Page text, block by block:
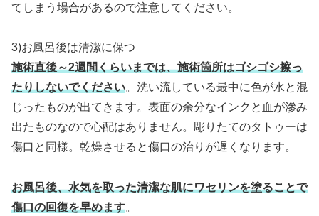
てしまう場合があるので注意してください。
3)お風呂後は清潔に保つ
施術直後～2週間くらいまでは、施術箇所はゴシゴシ擦っ
たりしないでください。洗い流している最中に色が水と混
じったものが出てきます。表面の余分なインクと血が滲み
出たものなので心配はありません。彫りたてのタトゥーは
傷口と同様。乾燥させると傷口の治りが遅くなります。
お風呂後、水気を取った清潔な肌にワセリンを塗ることで
傷口の回復を早めます。